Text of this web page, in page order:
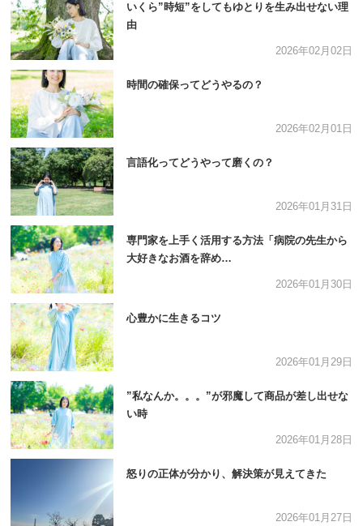
いくら”時短”をしてもゆとりを生み出せない理
由
2026年02月02日
時間の確保ってどうやるの？
2026年02月01日
言語化ってどうやって磨くの？
2026年01月31日
専門家を上手く活用する方法「病院の先生から
大好きなお酒を辞め…
2026年01月30日
心豊かに生きるコツ
2026年01月29日
”私なんか。。。”が邪魔して商品が差し出せな
い時
2026年01月28日
怒りの正体が分かり、解決策が見えてきた
2026年01月27日